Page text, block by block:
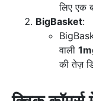
लिए एक
BigBasket:
वाली
की तेज़